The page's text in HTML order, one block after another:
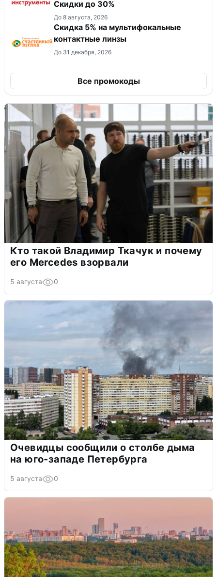
Скидки до 30%
До 8 августа, 2026
Скидка 5% на мультифокальные
контактные линзы
До 31 декабря, 2026
Все промокоды
Кто такой Владимир Ткачук и почему
его Mercedes взорвали
5 августа 0
Очевидцы сообщили о столбе дыма
на юго-западе Петербурга
5 августа 0